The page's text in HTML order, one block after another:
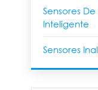
Sensores
Inteligente
Sensores